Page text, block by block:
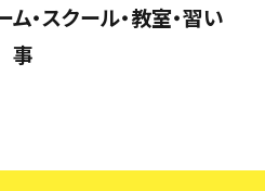
・スクール・教室・習い
事